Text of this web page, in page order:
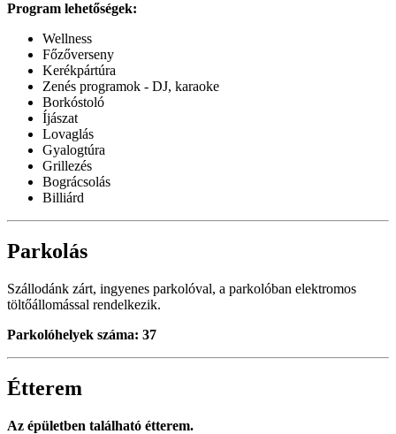
Program lehetőségek:
Wellness
Főzőverseny
Kerékpártúra
Zenés programok - DJ, karaoke
Borkóstoló
Íjászat
Lovaglás
Gyalogtúra
Grillezés
Bográcsolás
Billiárd
Parkolás
Szállodánk zárt, ingyenes parkolóval, a parkolóban elektromos
töltőállomással rendelkezik.
Parkolóhelyek száma: 37
Étterem
Az épületben található étterem.